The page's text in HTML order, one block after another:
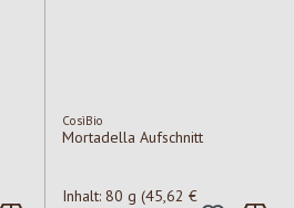
CosìBio
Mortadella Aufschnitt
Inhalt: 80 g (45,62 €